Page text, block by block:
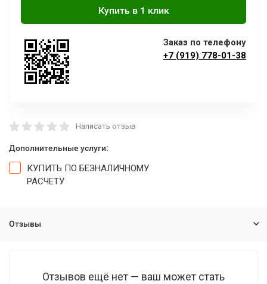
Заказ по телефону
+7 (919) 778-01-38
Написать отзыв
Дополнительные услуги:
КУПИТЬ ПО БЕЗНАЛИЧНОМУ
РАСЧЕТУ
Отзывы
Отзывов ещё нет — ваш может стать